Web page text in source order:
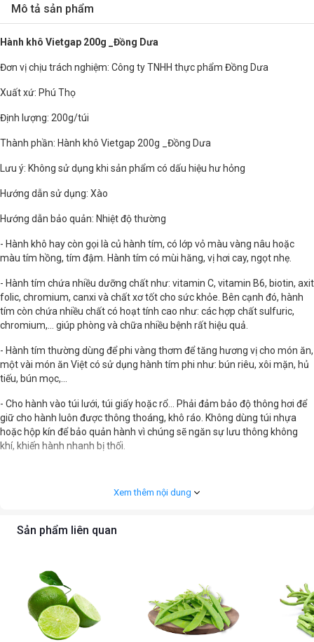
Mô tả sản phẩm
Hành khô Vietgap 200g _Đồng Dưa
Đơn vị chịu trách nghiệm: Công ty TNHH thực phẩm Đồng Dưa
Xuất xứ: Phú Thọ
Định lượng: 200g/túi
Thành phần: Hành khô Vietgap 200g _Đồng Dưa
Lưu ý: Không sử dụng khi sản phẩm có dấu hiệu hư hỏng
Hướng dẫn sử dụng: Xào
Hướng dẫn bảo quản: Nhiệt độ thường
- Hành khô hay còn gọi là củ hành tím, có lớp vỏ màu vàng nâu hoặc
màu tím hồng, tím đậm. Hành tím có mùi hăng, vị hơi cay, ngọt nhẹ.
- Hành tím chứa nhiều dưỡng chất như: vitamin C, vitamin B6, biotin, axit
folic, chromium, canxi và chất xơ tốt cho sức khỏe. Bên cạnh đó, hành
tím còn chứa nhiều chất có hoạt tính cao như: các hợp chất sulfuric,
chromium,... giúp phòng và chữa nhiều bệnh rất hiệu quả.
- Hành tím thường dùng để phi vàng thơm để tăng hương vị cho món ăn,
một vài món ăn Việt có sử dụng hành tím phi như: bún riêu, xôi mặn, hủ
tiếu, bún mọc,...
- Cho hành vào túi lưới, túi giấy hoặc rổ… Phải đảm bảo độ thông hơi để
giữ cho hành luôn được thông thoáng, khô ráo. Không dùng túi nhựa
hoặc hộp kín để bảo quản hành vì chúng sẽ ngăn sự lưu thông không
khí, khiến hành nhanh bị thối.
Xem thêm nội dung
Sản phẩm liên quan